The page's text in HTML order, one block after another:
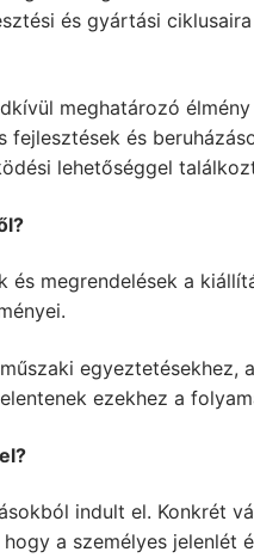
és gyártási
meghatározó
és
lehetőséggel
megrendelések a
egyeztetésekhez,
ezekhez a
indult el. Konkrét
a személyes jelenlét